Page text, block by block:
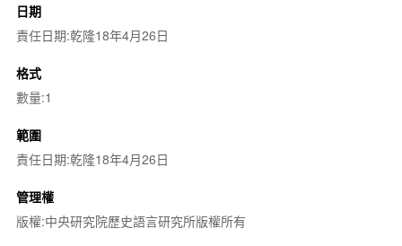
日期
責任日期:乾隆18年4月26日
格式
數量:1
範圍
責任日期:乾隆18年4月26日
管理權
版權:中央研究院歷史語言研究所版權所有